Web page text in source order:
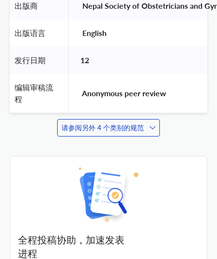
出版商 Nepal Society of Obstetricians and
出版语言 English
发行日期 12
编辑审稿流
程
Anonymous peer review
请参阅另外 4 个类别的规范
全程投稿协助，加速发表
进程